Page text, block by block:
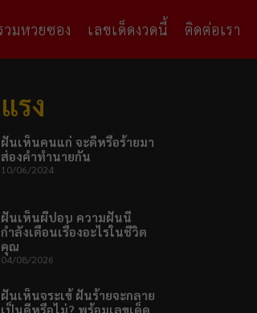
วมหวยซอง เลขเด็ดงวดนี้ ติดต่อเรา
รง
ฝันเห็นคนแก่ จะดีหรือร้ายมา
ส่องคำทำนายกัน
10/06/2024
ฝันเห็นผีปอบ ความฝันนี้
กำลังเตือนเรื่องอะไรในชีวิต
คุณ
04/08/2026
ฝันเห็นจระเข้ ฝันร้ายจะกลาย
เป็นดีหรือไม่? พร้อมเลขเด็ด